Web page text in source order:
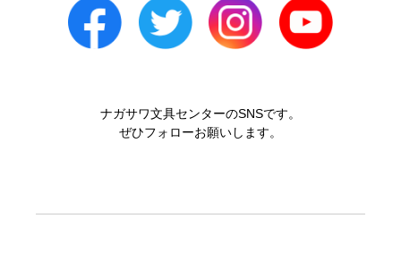
ナガサワ文具センターのSNSです。
ぜひフォローお願いします。